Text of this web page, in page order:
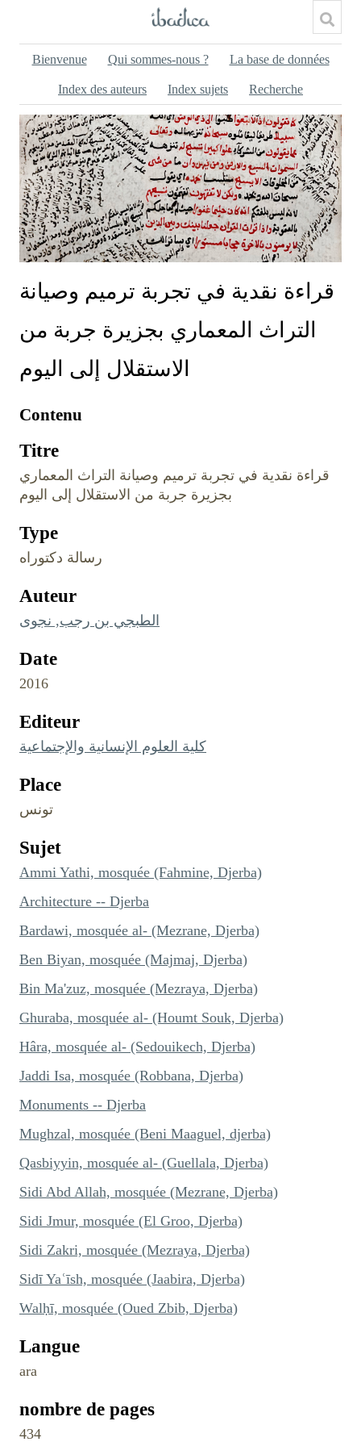
Bienvenue Qui sommes-nous ? La base de données
Index des auteurs Index sujets Recherche
قراءة نقدية في تجربة ترميم وصيانة
التراث المعماري بجزيرة جربة من
الاستقلال إلى اليوم
Contenu
Titre
قراءة نقدية في تجربة ترميم وصيانة التراث المعماري
بجزيرة جربة من الاستقلال إلى اليوم
Type
رسالة دكتوراه
Auteur
الطبجي بن رجب, نجوى
Date
2016
Editeur
كلية العلوم الإنسانية والإجتماعية
Place
تونس
Sujet
Ammi Yathi, mosquée (Fahmine, Djerba)
Architecture -- Djerba
Bardawi, mosquée al- (Mezrane, Djerba)
Ben Biyan, mosquée (Majmaj, Djerba)
Bin Ma'zuz, mosquée (Mezraya, Djerba)
Ghuraba, mosquée al- (Houmt Souk, Djerba)
Hâra, mosquée al- (Sedouikech, Djerba)
Jaddi Isa, mosquée (Robbana, Djerba)
Monuments -- Djerba
Mughzal, mosquée (Beni Maaguel, djerba)
Qasbiyyin, mosquée al- (Guellala, Djerba)
Sidi Abd Allah, mosquée (Mezrane, Djerba)
Sidi Jmur, mosquée (El Groo, Djerba)
Sidi Zakri, mosquée (Mezraya, Djerba)
Sidī Yaʿīsh, mosquée (Jaabira, Djerba)
Walḥī, mosquée (Oued Zbib, Djerba)
Langue
ara
nombre de pages
434